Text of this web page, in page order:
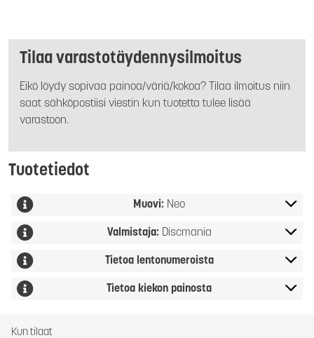
Tilaa varastotäydennysilmoitus
Eikö löydy sopivaa painoa/väriä/kokoa? Tilaa ilmoitus niin
saat sähköpostiisi viestin kun tuotetta tulee lisää
varastoon.
Tuotetiedot
Muovi: Neo
Valmistaja: Discmania
Tietoa lentonumeroista
Tietoa kiekon painosta
Kun tilaat